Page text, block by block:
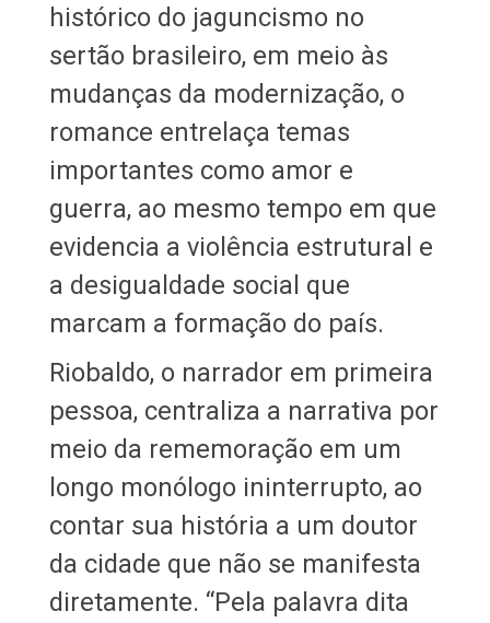
histórico do jaguncismo no
sertão brasileiro, em meio às
mudanças da modernização, o
romance entrelaça temas
importantes como amor e
guerra, ao mesmo tempo em que
evidencia a violência estrutural e
a desigualdade social que
marcam a formação do país.
Riobaldo, o narrador em primeira
pessoa, centraliza a narrativa por
meio da rememoração em um
longo monólogo ininterrupto, ao
contar sua história a um doutor
da cidade que não se manifesta
diretamente. “Pela palavra dita